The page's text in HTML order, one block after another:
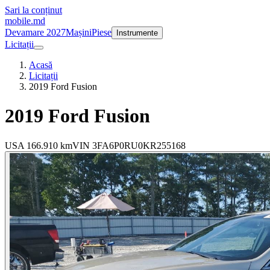
Sari la conținut
mobile.md
Devamare 2027MașiniPiese Instrumente
Licitații
Acasă
Licitații
2019 Ford Fusion
2019 Ford Fusion
USA 166.910 kmVIN 3FA6P0RU0KR255168